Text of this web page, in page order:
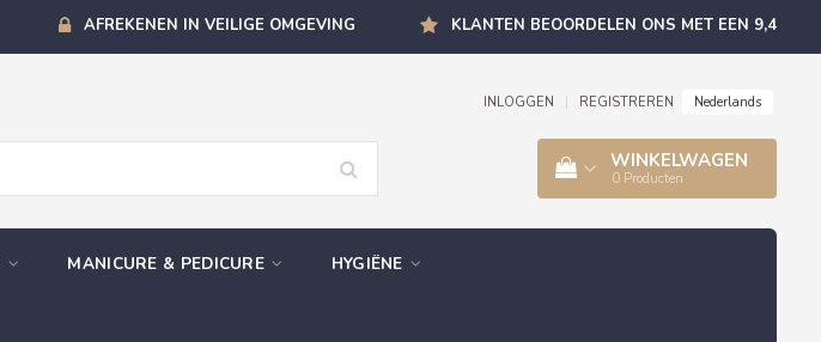
AFREKENEN IN VEILIGE OMGEVING KLANTEN BEOORDELEN ONS MET EEN 9,4
INLOGGEN REGISTREREN Nederlands
WINKELWAGEN
0 Producten
MANICURE & PEDICURE HYGIËNE